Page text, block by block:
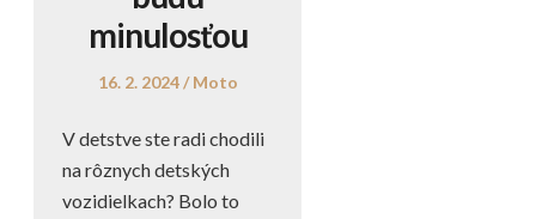
minulosťou
Posted
16. 2. 2024
Posted
Moto
V detstve ste radi chodili
na rôznych detských
vozidielkach? Bolo to